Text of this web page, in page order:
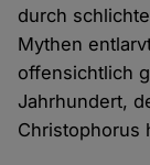
durch
Mythen
offensichtlich
Jahrhundert,
Christophorus